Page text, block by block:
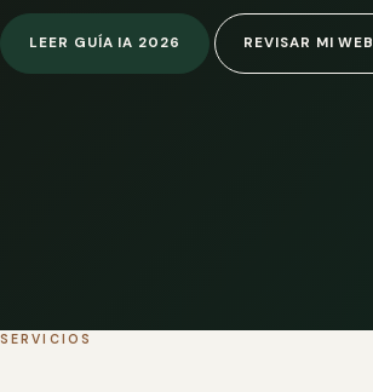
LEER GUÍA IA 2026 REVISAR MI WEB
SERVICIOS